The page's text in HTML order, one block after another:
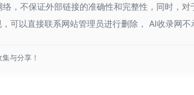
，不保证外部链接的准确性和完整性，同时，
可以直接联系网站管理员进行删除， AI收录网不
与分享！